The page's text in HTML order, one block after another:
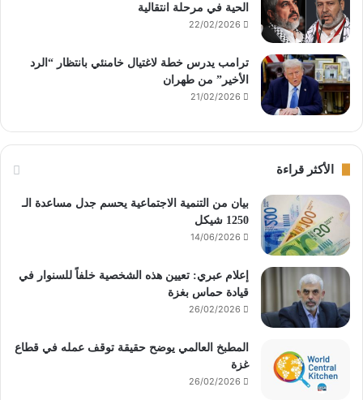
الحية في مرحلة انتقالية
22/02/2026
ترامب يدرس خطة لاغتيال خامنئي بانتظار “الرد
الأخير” من طهران
21/02/2026
الأكثر قراءة
بيان من التنمية الاجتماعية يحسم جدل مساعدة الـ
1250 شيكل
14/06/2026
إعلام عبري: تعيين هذه الشخصية خلفاً للسنوار في
قيادة حماس بغزة
26/02/2026
المطبخ العالمي يوضح حقيقة توقف عمله في قطاع
غزة
26/02/2026